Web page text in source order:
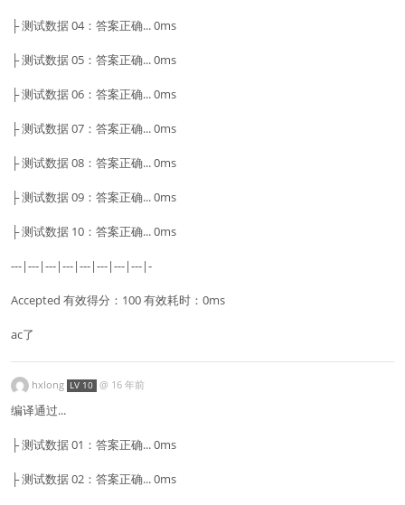
├ 测试数据 04：答案正确... 0ms
├ 测试数据 05：答案正确... 0ms
├ 测试数据 06：答案正确... 0ms
├ 测试数据 07：答案正确... 0ms
├ 测试数据 08：答案正确... 0ms
├ 测试数据 09：答案正确... 0ms
├ 测试数据 10：答案正确... 0ms
---|---|---|---|---|---|---|---|-
Accepted 有效得分：100 有效耗时：0ms
ac了
hxlong LV 10 @ 16 年前
编译通过...
├ 测试数据 01：答案正确... 0ms
├ 测试数据 02：答案正确... 0ms